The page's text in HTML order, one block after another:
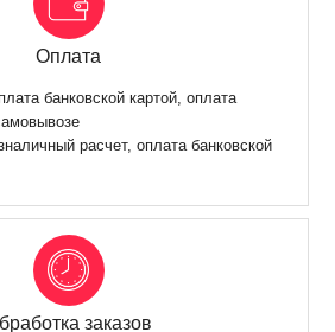
Оплата
банковской картой, оплата
расчет, оплата банковской
заказов